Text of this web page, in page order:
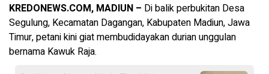
KREDONEWS.COM, MADIUN – Di balik perbukitan Desa
Segulung, Kecamatan Dagangan, Kabupaten Madiun, Jawa
Timur, petani kini giat membudidayakan durian unggulan
bernama Kawuk Raja.